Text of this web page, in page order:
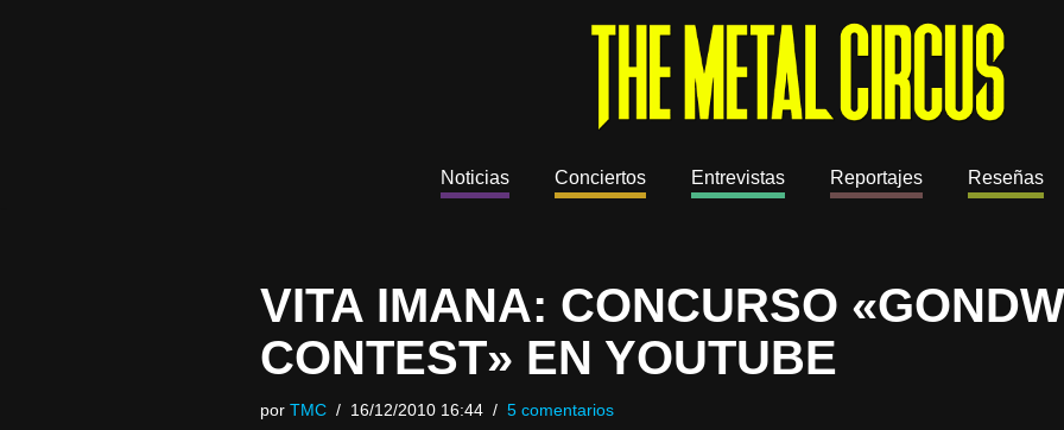
Noticias Conciertos Entrevistas Reportajes Reseñas
VITA IMANA: CONCURSO
CONTEST» EN YOUTUBE
por TMC 16/12/2010 16:44 5 comentarios